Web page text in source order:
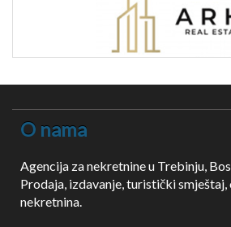
O nama
Agencija za nekretnine u Trebinju,
Prodaja, izdavanje, turistički smještaj,
nekretnina.